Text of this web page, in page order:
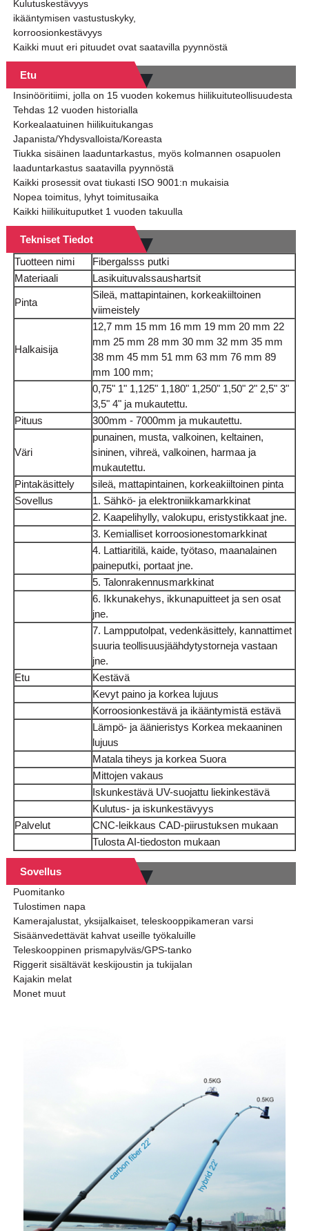
Kulutuskestävyys
ikääntymisen vastustuskyky,
korroosionkestävyys
Kaikki muut eri pituudet ovat saatavilla pyynnöstä
Etu
Insinööritiimi, jolla on 15 vuoden kokemus hiilikuituteollisuudesta
Tehdas 12 vuoden historialla
Korkealaatuinen hiilikuitukangas
Japanista/Yhdysvalloista/Koreasta
Tiukka sisäinen laaduntarkastus, myös kolmannen osapuolen
laaduntarkastus saatavilla pyynnöstä
Kaikki prosessit ovat tiukasti ISO 9001:n mukaisia
Nopea toimitus, lyhyt toimitusaika
Kaikki hiilikuituputket 1 vuoden takuulla
Tekniset Tiedot
Tuotteen nimi
Fibergalsss putki
Materiaali
Lasikuituvalssaushartsit
Pinta
Sileä, mattapintainen, korkeakiiltoinen
viimeistely
Halkaisija
12,7 mm 15 mm 16 mm 19 mm 20 mm 22
mm 25 mm 28 mm 30 mm 32 mm 35 mm
38 mm 45 mm 51 mm 63 mm 76 mm 89
mm 100 mm;
0,75" 1" 1,125" 1,180" 1,250" 1,50" 2" 2,5" 3"
3,5" 4" ja mukautettu.
Pituus
300mm - 7000mm ja mukautettu.
Väri
punainen, musta, valkoinen, keltainen,
sininen, vihreä, valkoinen, harmaa ja
mukautettu.
Pintakäsittely
sileä, mattapintainen, korkeakiiltoinen pinta
Sovellus
1. Sähkö- ja elektroniikkamarkkinat
2. Kaapelihylly, valokupu, eristystikkaat jne.
3. Kemialliset korroosionestomarkkinat
4. Lattiaritilä, kaide, työtaso, maanalainen
paineputki, portaat jne.
5. Talonrakennusmarkkinat
6. Ikkunakehys, ikkunapuitteet ja sen osat
jne.
7. Lampputolpat, vedenkäsittely, kannattimet
suuria teollisuusjäähdytystorneja vastaan ​​
jne.
Etu
Kestävä
Kevyt paino ja korkea lujuus
Korroosionkestävä ja ikääntymistä estävä
Lämpö- ja äänieristys Korkea mekaaninen
lujuus
Matala tiheys ja korkea Suora
Mittojen vakaus
Iskunkestävä UV-suojattu liekinkestävä
Kulutus- ja iskunkestävyys
Palvelut
CNC-leikkaus CAD-piirustuksen mukaan
Tulosta AI-tiedoston mukaan
Sovellus
Puomitanko
Tulostimen napa
Kamerajalustat, yksijalkaiset, teleskooppikameran varsi
Sisäänvedettävät kahvat useille työkaluille
Teleskooppinen prismapylväs/GPS-tanko
Riggerit sisältävät keskijoustin ja tukijalan
Kajakin melat
Monet muut